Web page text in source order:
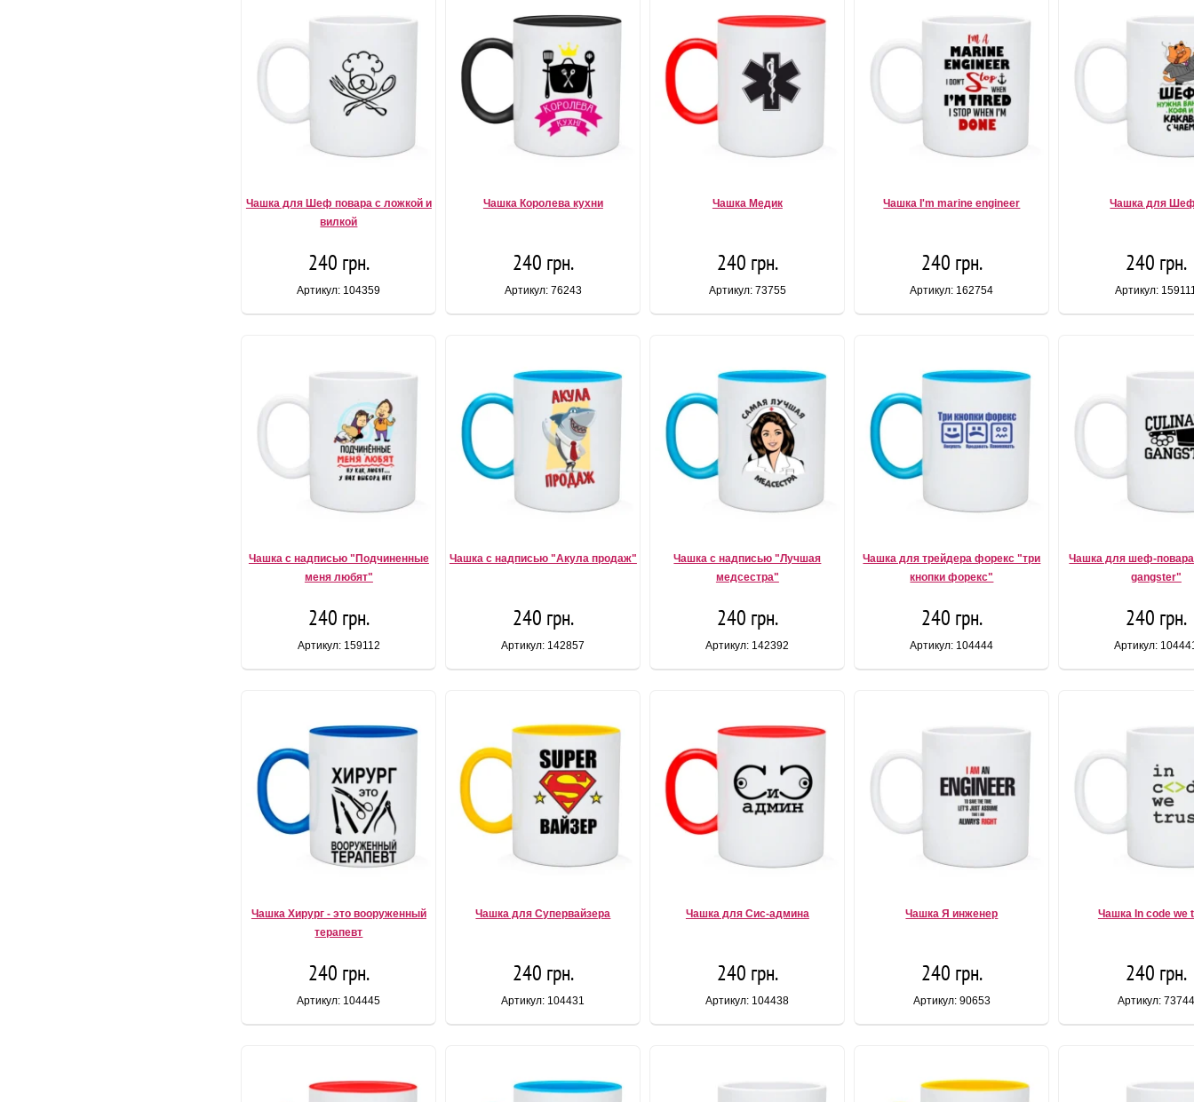
Чашка для Шеф повара с ложкой и
вилкой
240 грн.
Артикул: 104359
Чашка Королева кухни
240 грн.
Артикул: 76243
Чашка Медик
240 грн.
Артикул: 73755
Чашка I'm marine engineer
240 грн.
Артикул: 162754
Чашка для
240 грн.
Артикул:
Чашка с надписью "Подчиненные
меня любят"
240 грн.
Артикул: 159112
Чашка с надписью "Акула продаж"
240 грн.
Артикул: 142857
Чашка с надписью "Лучшая
медсестра"
240 грн.
Артикул: 142392
Чашка для трейдера форекс "три
кнопки форекс"
240 грн.
Артикул: 104444
Чашка для шеф-
gangster"
240 грн.
Артикул:
Чашка Хирург - это вооруженный
терапевт
240 грн.
Артикул: 104445
Чашка для Супервайзера
240 грн.
Артикул: 104431
Чашка для Сис-админа
240 грн.
Артикул: 104438
Чашка Я инженер
240 грн.
Артикул: 90653
Чашка In code we
240 грн.
Артикул: 73744